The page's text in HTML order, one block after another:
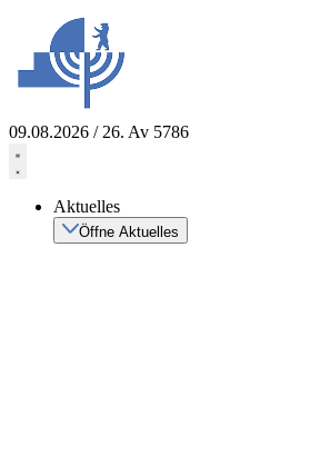
springen
09.08.2026 / 26. Av 5786
Aktuelles
Öffne Aktuelles